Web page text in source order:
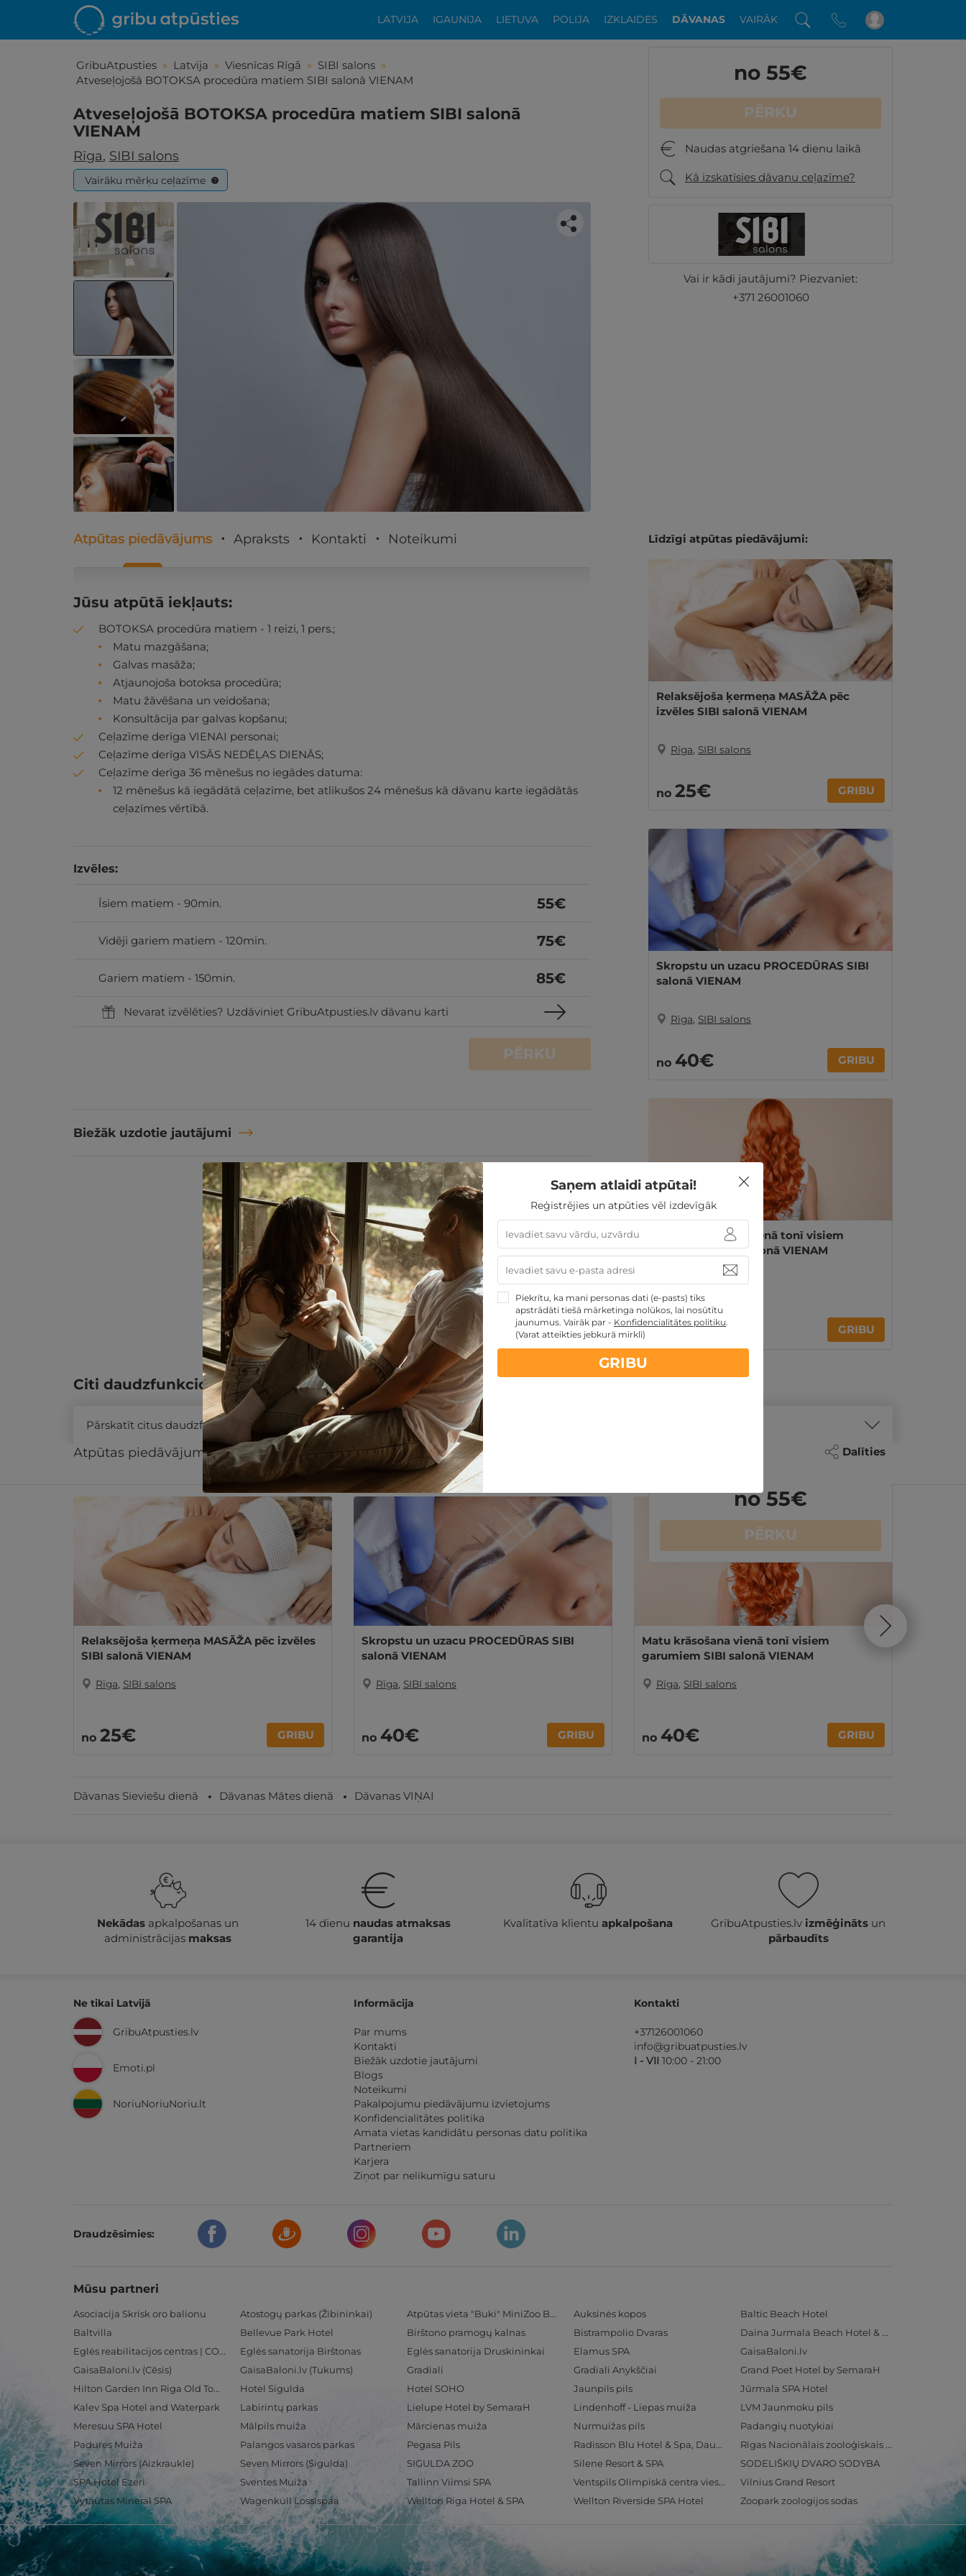
LATVIJA IGAUNIJA LIETUVA POLIJA IZKLAIDES DĀVANAS VAIRĀK
GribuAtpusties » Latvija » Viesnīcas Rīgā » SIBI salons »
Atveseļojošā BOTOKSA procedūra matiem SIBI salonā VIENAM
Atveseļojošā BOTOKSA procedūra matiem SIBI salonā
VIENAM
Rīga, SIBI salons
Vairāku mērķu ceļazīme ?
Iepatikās šis piedāvājums?
Līdz brīnišķīgai atpūtai atlikuši tikai daži soļi
no 55€
PĒRKU
Naudas atgriešana 14 dienu laikā
Kā izskatīsies dāvanu ceļazīme?
Vai ir kādi jautājumi? Piezvaniet:
+371 26001060
Atpūtas piedāvājums Apraksts Kontakti Noteikumi
Jūsu atpūtā iekļauts:
BOTOKSA procedūra matiem - 1 reizi, 1 pers.;
Matu mazgāšana;
Galvas masāža;
Atjaunojoša botoksa procedūra;
Matu žāvēšana un veidošana;
Konsultācija par galvas kopšanu;
Ceļazīme derīga VIENAI personai;
Ceļazīme derīga VISĀS NEDĒĻAS DIENĀS;
Ceļazīme derīga 36 mēnešus no iegādes datuma:
12 mēnešus kā iegādātā ceļazīme, bet atlikušos 24 mēnešus kā dāvanu karte iegādātās
ceļazīmes vērtībā.
Izvēles:
Īsiem matiem - 90min. 55€
Vidēji gariem matiem - 120min. 75€
Gariem matiem - 150min. 85€
Nevarat izvēlēties? Uzdāviniet GribuAtpusties.lv dāvanu karti
PĒRKU
Biežāk uzdotie jautājumi
Atpūtas piedāvājums Apraksts Kontakti Noteikumi Dalīties
no 55€
PĒRKU
Līdzīgi atpūtas piedāvājumi:
Relaksējoša ķermeņa MASĀŽA pēc
izvēles SIBI salonā VIENAM
Rīga, SIBI salons
no 25€ GRIBU
Skropstu un uzacu PROCEDŪRAS SIBI
salonā VIENAM
Rīga, SIBI salons
no 40€ GRIBU
Matu krāsošana vienā tonī visiem
garumiem SIBI salonā VIENAM
40€ GRIBU
Citi daudzfunkcionālās dāvanu kartes piedāvājumi:
Pārskatīt citus daudzfunkcionālās dāvanu kartes TOP piedāvājumus
Līdzīgi atpūtas piedāvājumi
Relaksējoša ķermeņa MASĀŽA pēc izvēles
SIBI salonā VIENAM
Rīga, SIBI salons
no 25€ GRIBU
Skropstu un uzacu PROCEDŪRAS SIBI
salonā VIENAM
Rīga, SIBI salons
no 40€ GRIBU
Matu krāsošana vienā tonī visiem
garumiem SIBI salonā VIENAM
Rīga, SIBI salons
no 40€ GRIBU
Dāvanas Sieviešu dienā Dāvanas Mātes dienā Dāvanas VIŅAI
Nekādasapkalpošanas un
administrācijas maksas
14 dienu naudas atmaksas
garantija
Kvalitatīva klientuapkalpošana GribuAtpusties.lv izmēģināts un
pārbaudīts
Ne tikai Latvijā
GribuAtpusties.lv
Emoti.pl
NoriuNoriuNoriu.lt
Informācija
Par mums
Kontakti
Biežāk uzdotie jautājumi
Blogs
Noteikumi
Pakalpojumu piedāvājumu izvietojums
Konfidencialitātes politika
Amata vietas kandidātu personas datu politika
Partneriem
Karjera
Ziņot par nelikumīgu saturu
Kontakti
+37126001060
info@gribuatpusties.lv
I - VII 10:00 - 21:00
Draudzēsimies:
Mūsu partneri
Asociacija Skrisk oro balionu Atostogų parkas (Žibininkai) Atpūtas vieta "Buki" MiniZoo BUKS Auksinės kopos
Baltic Beach Hotel
Baltvilla
Bellevue Park Hotel Birštono pramogų kalnas Bistrampolio Dvaras
Daina Jurmala Beach Hotel & SPA
Eglės reabilitacijos centras | CORE
Eglės sanatorija Birštonas Eglės sanatorija Druskininkai Elamus SPA
GaisaBaloni.lv
GaisaBaloni.lv (Cēsis)
GaisaBaloni.lv (Tukums) Gradiali Gradiali Anykščiai
Grand Poet Hotel by SemaraH
Hilton Garden Inn Riga Old Town
Hotel Sigulda Hotel SOHO Jaunpils pils
Jūrmala SPA Hotel
Kalev Spa Hotel and Waterpark
Labirintų parkas Lielupe Hotel by SemaraH Lindenhoff - Liepas muiža
LVM Jaunmoku pils
Meresuu SPA Hotel
Mālpils muiža Mārcienas muiža Nurmuižas pils
Padangių nuotykiai
Padures Muiža
Palangos vasaros parkas Pegasa Pils Radisson Blu Hotel & Spa, Daugava Riga
Rīgas Nacionālais zooloģiskais dārzs
Seven Mirrors (Aizkraukle)
Seven Mirrors (Sigulda) SIGULDA ZOO Silene Resort & SPA
SODELIŠKIŲ DVARO SODYBA
SPA Hotel Ezeri
Sventes Muiža Tallinn Viimsi SPA Ventspils Olimpiskā centra viesnīca
Vilnius Grand Resort
Vytautas Mineral SPA
Wagenküll Lossispaa Wellton Riga Hotel & SPA Wellton Riverside SPA Hotel Zoopark zoologijos sodas
Saņem atlaidi atpūtai!
Reģistrējies un atpūties vēl izdevīgāk
Piekrītu, ka mani personas dati (e-pasts) tiks
apstrādāti tiešā mārketinga nolūkos, lai nosūtītu
jaunumus. Vairāk par - Konfidencialitātes politiku.
(Varat atteikties jebkurā mirklī)
GRIBU